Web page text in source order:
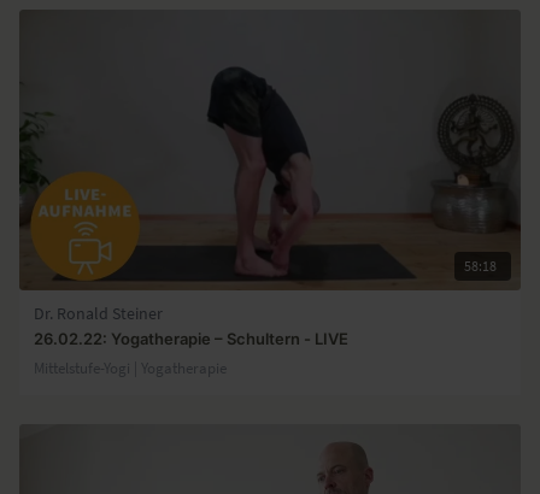
58:18
Dr. Ronald Steiner
26.02.22: Yogatherapie – Schultern - LIVE
Mittelstufe-Yogi | Yogatherapie